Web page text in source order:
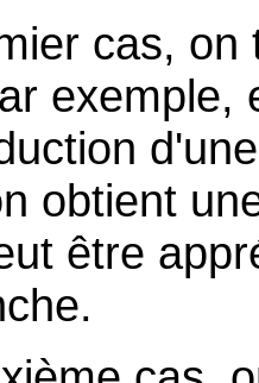
cas,
exemple,
obtient
être